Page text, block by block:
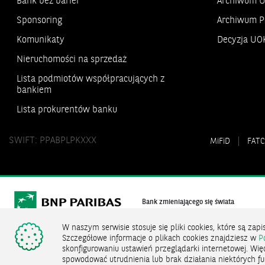
Sponsoring
Komunikaty
Nieruchomości na sprzedaż
Lista podmiotów współpracujących z
bankiem
Lista prokurentów banku
SWIFT: PPABPLPKXXX
Archiwum
Decyzja
MiFiD
Bank zmieniającego się świata
BNP Paribas Bank Polska Spółka Akcyjna z
przedsiębiorców Krajowego Rejestru Sądowego
W naszym serwisie stosuje się pliki cookies, które są
Szczegółowe informacje o plikach cookies znajdziesz w
skonfigurowaniu ustawień przeglądarki internetowej.
spowodować utrudnienia lub brak działania niektórych